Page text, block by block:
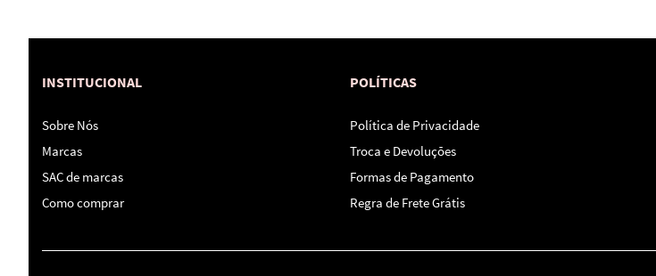
INSTITUCIONAL
Sobre Nós
Marcas
SAC de marcas
Como comprar
POLÍTICAS
Política de Privacidade
Troca e Devoluções
Formas de Pagamento
Regra de Frete Grátis